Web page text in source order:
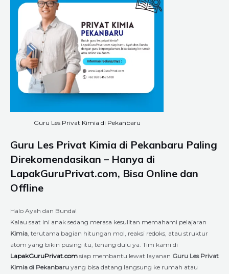
Guru Les Privat Kimia di Pekanbaru
Guru Les Privat Kimia di Pekanbaru Paling
Direkomendasikan – Hanya di
LapakGuruPrivat.com, Bisa Online dan
Offline
Halo Ayah dan Bunda!
Kalau saat ini anak sedang merasa kesulitan memahami pelajaran
Kimia , terutama bagian hitungan mol, reaksi redoks, atau struktur
atom yang bikin pusing itu, tenang dulu ya. Tim kami di
LapakGuruPrivat.com siap membantu lewat layanan Guru Les Privat
Kimia di Pekanbaru yang bisa datang langsung ke rumah atau